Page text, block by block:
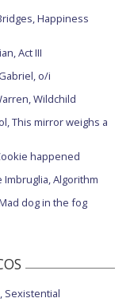
Happiness
Act III
o/i
Wildchild
This mirror weighs a
happened
Imbruglia, Algorithm
dog in the fog
Sexistential